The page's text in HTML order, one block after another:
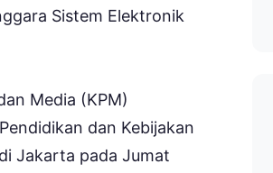
Sistem Elektronik
Media (KPM)
dan Kebijakan
Jakarta pada Jumat